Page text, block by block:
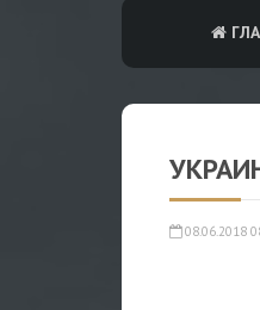
08.06.2018